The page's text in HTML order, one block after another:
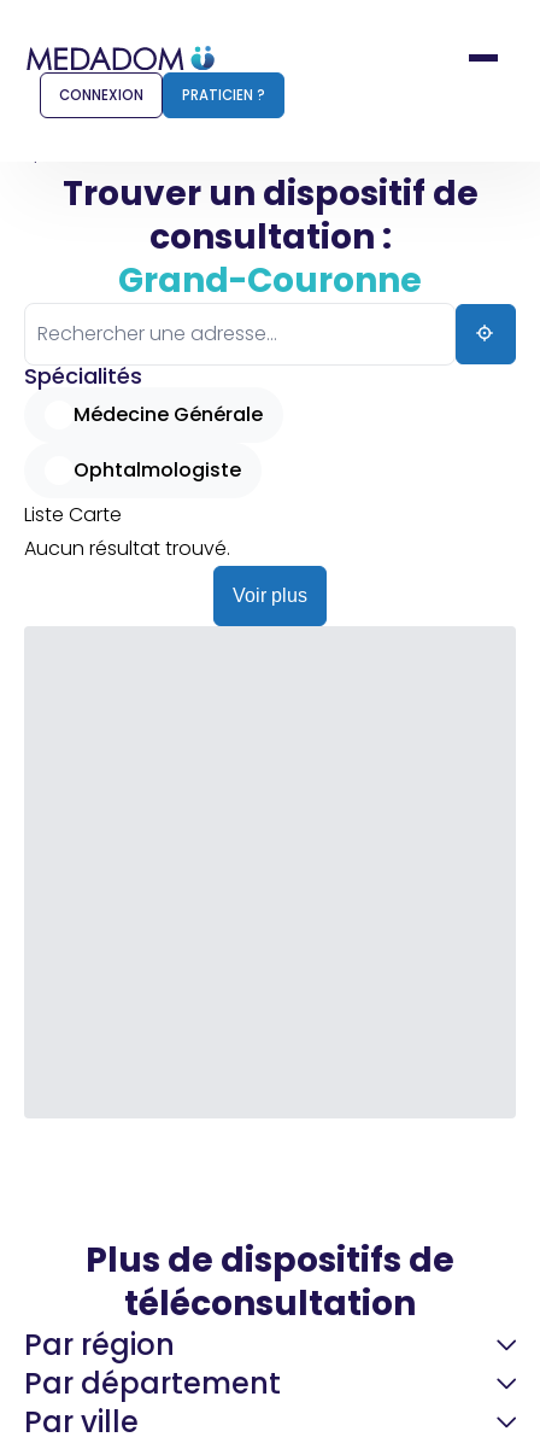
Comment ça marche ?
Pharmacien
Connexion
Praticien ?
CONNEXION PRATICIEN ?
Trouver un dispositif de
consultation :
Grand-Couronne
Spécialités
Médecine Générale
Ophtalmologiste
Liste Carte
Aucun résultat trouvé.
Voir plus
Plus de dispositifs de
téléconsultation
Par région
Par département
Par ville